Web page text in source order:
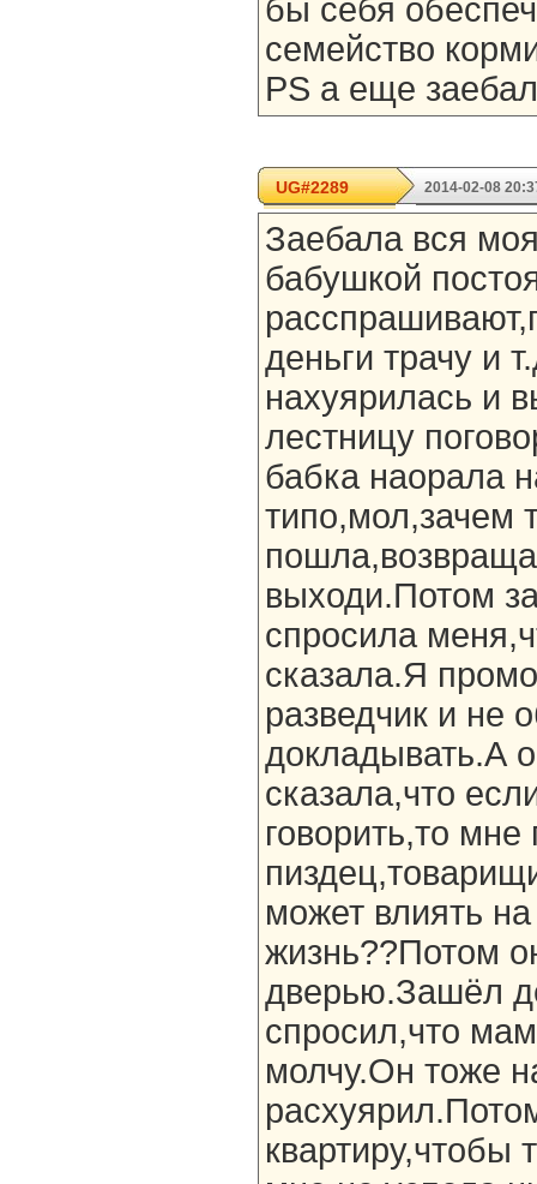
бы себя
семейство
PS а еще
UG#2289 2014-02-08
Заебала вся
бабушкой
деньги трачу и
нахуярилась и
лестницу
бабка наорала
типо,мол,зачем
выходи.Потом
спросила
сказала.Я
разведчик и не
докладывать.А
сказала,что
говорить,то
может влиять
жизнь??Потом
дверью.Зашёл
спросил,что
молчу.Он тоже
квартиру,чтобы